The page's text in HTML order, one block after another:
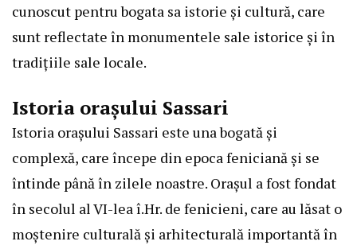
cunoscut pentru bogata sa istorie și cultură, care
sunt reflectate în monumentele sale istorice și în
tradițiile sale locale.
Istoria orașului Sassari
Istoria orașului Sassari este una bogată și
complexă, care începe din epoca feniciană și se
întinde până în zilele noastre. Orașul a fost fondat
în secolul al VI-lea î.Hr. de fenicieni, care au lăsat o
moștenire culturală și arhitecturală importantă în